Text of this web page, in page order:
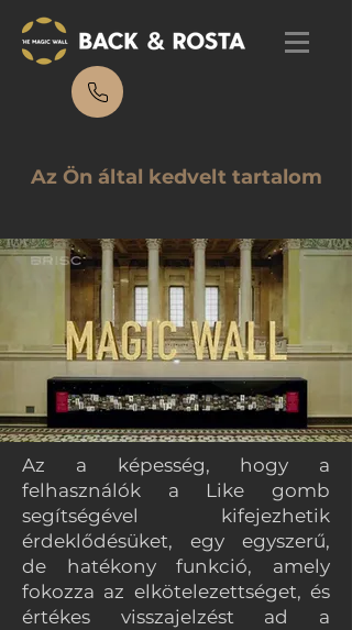
Az Ön által kedvelt tartalom
Az a képesség, hogy a
felhasználók a Like gomb
segítségével kifejezhetik
érdeklődésüket, egy egyszerű,
de hatékony funkció, amely
fokozza az elkötelezettséget, és
értékes visszajelzést ad a